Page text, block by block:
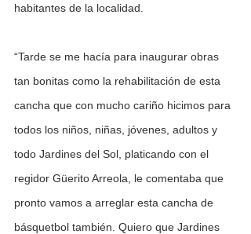
habitantes de la localidad.
“Tarde se me hacía para inaugurar obras
tan bonitas como la rehabilitación de esta
cancha que con mucho cariño hicimos para
todos los niños, niñas, jóvenes, adultos y
todo Jardines del Sol, platicando con el
regidor Güerito Arreola, le comentaba que
pronto vamos a arreglar esta cancha de
básquetbol también. Quiero que Jardines